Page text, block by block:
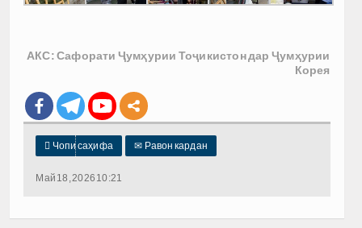
АКС: Сафорати Ҷумҳурии Тоҷикистон дар Ҷумҳурии
Корея
 Чопи саҳифа ✉ Равон кардан
Май 18, 2026 10:21